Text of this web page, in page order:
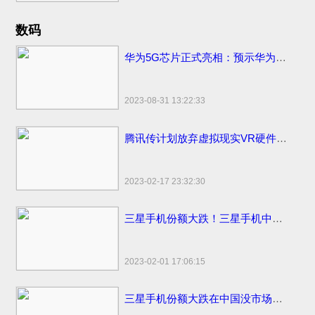
数码
华为5G芯片正式亮相：预示华为将发首款5G手机
2023-08-31 13:22:33
腾讯传计划放弃虚拟现实VR硬件计划
2023-02-17 23:32:30
三星手机份额大跌！三星手机中国市场份额变化国内仅剩3%
2023-02-01 17:06:15
三星手机份额大跌在中国没市场了！国内市场占有率仅剩1%国外比苹果销量高